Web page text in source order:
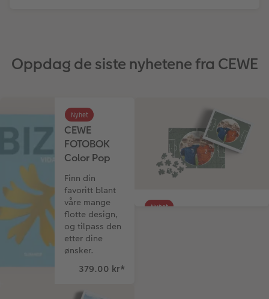
Oppdag de siste nyhetene fra CEWE
CEWE
FOTOBOK
Color Pop
Finn din
favoritt blant
våre mange
flotte design,
og tilpass den
etter dine
ønsker.
Nyhet
379.00 kr*
Nyhet